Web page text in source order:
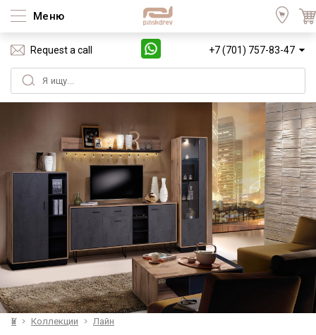
Меню
Request a call +7 (701) 757-83-47
Үй Коллекции Лайн